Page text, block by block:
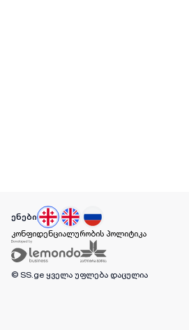
ენები
კონფიდენციალურობის პოლიტიკა
© SS.ge ყველა უფლება დაცულია